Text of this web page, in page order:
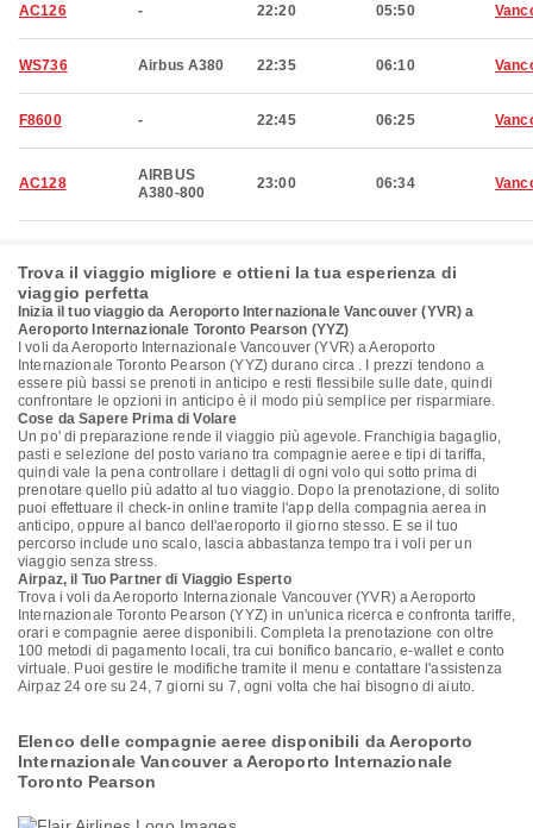
AC126 - 22:20 05:50
WS736 Airbus A380 22:35 06:10
F8600 - 22:45 06:25
AC128
AIRBUS
A380-800
23:00 06:34
Trova il viaggio migliore e ottieni la tua esperienza di
viaggio perfetta
Inizia il tuo viaggio da Aeroporto Internazionale Vancouver (YVR) a
Aeroporto Internazionale Toronto Pearson (YYZ)
I voli da Aeroporto Internazionale Vancouver (YVR) a Aeroporto
Internazionale Toronto Pearson (YYZ) durano circa . I prezzi tendono a
essere più bassi se prenoti in anticipo e resti flessibile sulle date, quindi
confrontare le opzioni in anticipo è il modo più semplice per risparmiare.
Cose da Sapere Prima di Volare
Un po' di preparazione rende il viaggio più agevole. Franchigia bagaglio,
pasti e selezione del posto variano tra compagnie aeree e tipi di tariffa,
quindi vale la pena controllare i dettagli di ogni volo qui sotto prima di
prenotare quello più adatto al tuo viaggio. Dopo la prenotazione, di solito
puoi effettuare il check-in online tramite l'app della compagnia aerea in
anticipo, oppure al banco dell'aeroporto il giorno stesso. E se il tuo
percorso include uno scalo, lascia abbastanza tempo tra i voli per un
viaggio senza stress.
Airpaz, il Tuo Partner di Viaggio Esperto
Trova i voli da Aeroporto Internazionale Vancouver (YVR) a Aeroporto
Internazionale Toronto Pearson (YYZ) in un'unica ricerca e confronta tariffe,
orari e compagnie aeree disponibili. Completa la prenotazione con oltre
100 metodi di pagamento locali, tra cui bonifico bancario, e-wallet e conto
virtuale. Puoi gestire le modifiche tramite il menu e contattare l'assistenza
Airpaz 24 ore su 24, 7 giorni su 7, ogni volta che hai bisogno di aiuto.
Elenco delle compagnie aeree disponibili da Aeroporto
Internazionale Vancouver a Aeroporto Internazionale
Toronto Pearson